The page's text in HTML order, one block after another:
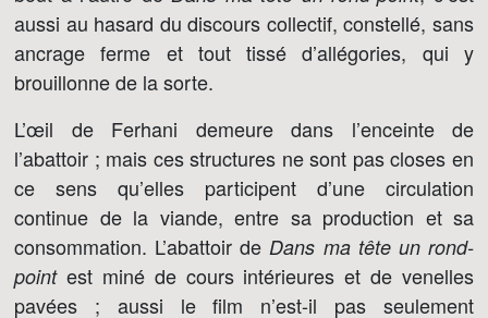
aussi au hasard du discours collectif, constellé, sans
ancrage ferme et tout tissé d’allégories, qui y
brouillonne de la sorte.
L’œil de Ferhani demeure dans l’enceinte de
l’abattoir ; mais ces structures ne sont pas closes en
ce sens qu’elles participent d’une circulation
continue de la viande, entre sa production et sa
consommation. L’abattoir de Dans ma tête un rond-
pointest miné de cours intérieures et de venelles
pavées ; aussi le film n’est-il pas seulement